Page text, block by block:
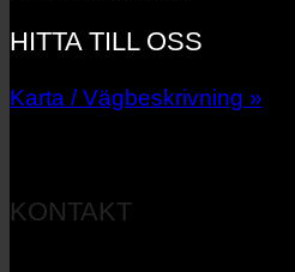
HITTA TILL OSS
Karta / Vägbeskrivning »
KONTAKT